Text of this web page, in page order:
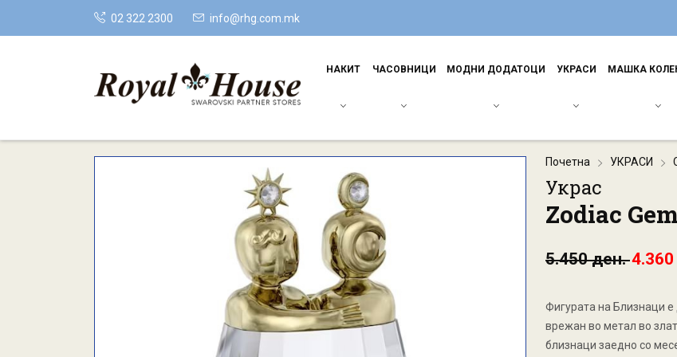
02 322 2300 info@rhg.com.mk
НАКИТ ЧАСОВНИЦИ МОДНИ ДОДАТОЦИ УКРАСИ МАШКА
Почетна УКРАСИ
Украс
Zodiac
5.450 ден.
Фигурата на Близнаци е
врежан во метал во
близнаци заедно со